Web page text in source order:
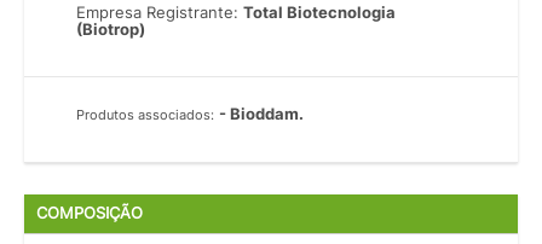
Empresa Registrante:Total Biotecnologia
(Biotrop)
Produtos associados: - Bioddam.
COMPOSIÇÃO